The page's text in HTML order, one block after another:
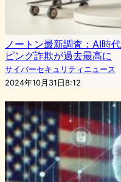
ノートン最新調査：AI時
ピング詐欺が過去最高に
サイバーセキュリティニュース
2024年10月31日8:12